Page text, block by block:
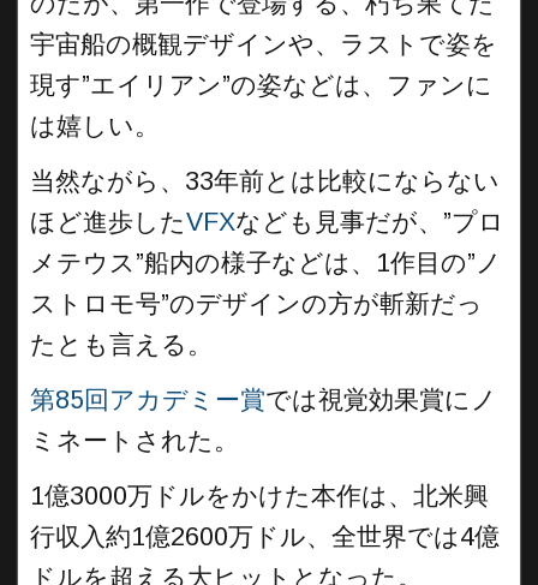
宇宙船の概観デザインや、ラストで姿を
現す”エイリアン”の姿などは、ファンに
は嬉しい。
当然ながら、33年前とは比較にならない
ほど進歩したVFXなども見事だが、”プロ
メテウス”船内の様子などは、1作目の”ノ
ストロモ号”のデザインの方が斬新だっ
たとも言える。
第85回アカデミー賞では視覚効果賞にノ
ミネートされた。
1億3000万ドルをかけた本作は、北米興
行収入約1億2600万ドル、全世界では4億
ドルを超える大ヒットとなった。